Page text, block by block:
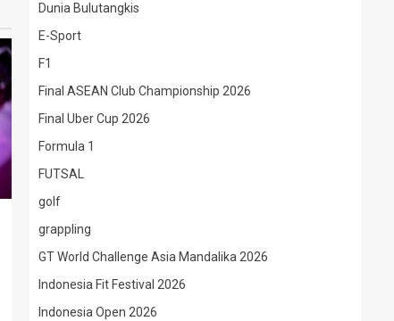
Dunia Bulutangkis
E-Sport
F1
Final ASEAN Club Championship 2026
Final Uber Cup 2026
Formula 1
FUTSAL
golf
grappling
GT World Challenge Asia Mandalika 2026
Indonesia Fit Festival 2026
Indonesia Open 2026